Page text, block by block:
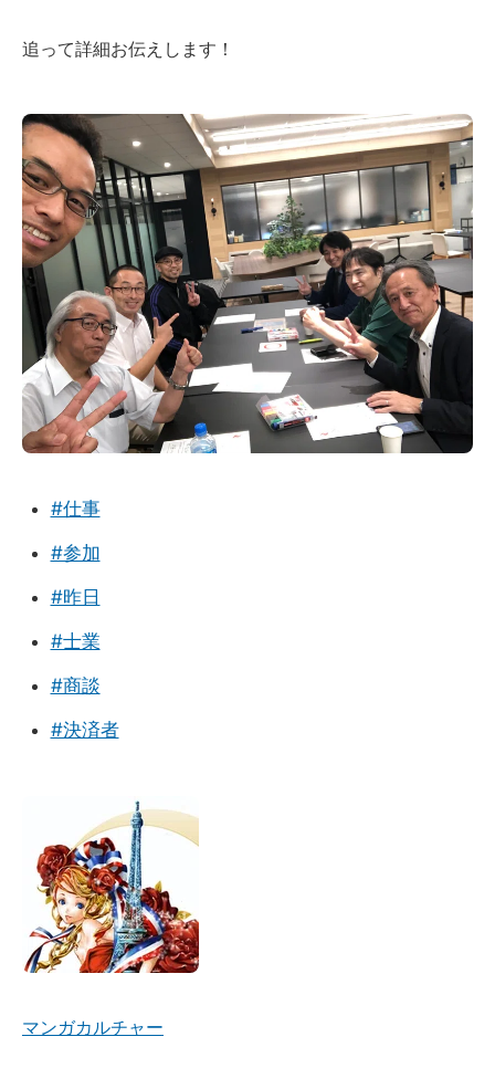
追って詳細お伝えします！
#仕事
#参加
#昨日
#士業
#商談
#決済者
マンガカルチャー